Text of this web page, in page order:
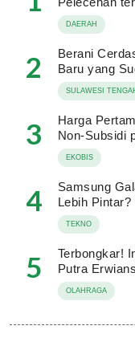
DAERAH
2
Berani
Baru yang
SULAWESI
3
Harga
Non-Subsidi
EKOBIS
4
Samsung
Lebih Pintar?
TEKNO
5
Terbongkar!
Putra
OLAHRAGA